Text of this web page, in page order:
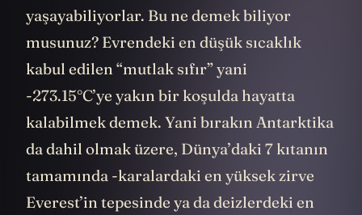
yaşayabiliyorlar. Bu ne demek biliyor
musunuz? Evrendeki en düşük sıcaklık
kabul edilen “mutlak sıfır” yani
-273.15°C’ye yakın bir koşulda hayatta
kalabilmek demek. Yani bırakın Antarktika
da dahil olmak üzere, Dünya’daki 7 kıtanın
tamamında -karalardaki en yüksek zirve
Everest’in tepesinde ya da deizlerdeki en